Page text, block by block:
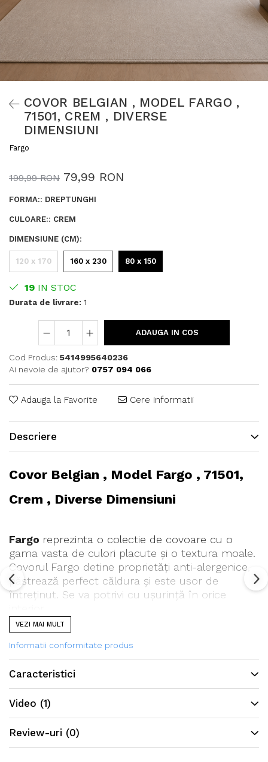
COVOR BELGIAN , MODEL FARGO ,
71501, CREM , DIVERSE
DIMENSIUNI
Fargo
199,99 RON 79,99 RON
FORMA:: DREPTUNGHI
CULOARE:: CREM
DIMENSIUNE (CM):
120 x 170 160 x 230 80 x 150
19 IN STOC
Durata de livrare: 1
ADAUGA IN COS
Cod Produs: 5414995640236
Ai nevoie de ajutor? 0757 094 066
Adauga la Favorite Cere informatii
Descriere
Covor Belgian , Model Fargo , 71501,
Crem , Diverse Dimensiuni
Fargo reprezinta o colectie de covoare cu o
gama vasta de culori placute și o textura moale.
Covorul Fargo detine proprietăți anti-alergenice,
păstrează perfect căldura și este usor de
întreținut. Se va potrivi cu ușurință în orice
VEZI MAI MULT
Informatii conformitate produs
Caracteristici
Video (1)
Review-uri (0)